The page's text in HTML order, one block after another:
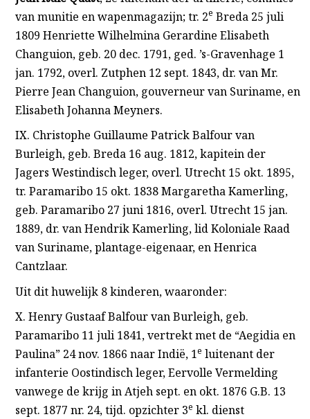
van munitie en wapenmagazijn; tr. 2e Breda 25 juli
1809 Henriette Wilhelmina Gerardine Elisabeth
Changuion, geb. 20 dec. 1791, ged. ’s-Gravenhage 1
jan. 1792, overl. Zutphen 12 sept. 1843, dr. van Mr.
Pierre Jean Changuion, gouverneur van Suriname, en
Elisabeth Johanna Meyners.
IX. Christophe Guillaume Patrick Balfour van
Burleigh, geb. Breda 16 aug. 1812, kapitein der
Jagers Westindisch leger, overl. Utrecht 15 okt. 1895,
tr. Paramaribo 15 okt. 1838 Margaretha Kamerling,
geb. Paramaribo 27 juni 1816, overl. Utrecht 15 jan.
1889, dr. van Hendrik Kamerling, lid Koloniale Raad
van Suriname, plantage-eigenaar, en Henrica
Cantzlaar.
Uit dit huwelijk 8 kinderen, waaronder:
X. Henry Gustaaf Balfour van Burleigh, geb.
Paramaribo 11 juli 1841, vertrekt met de “Aegidia en
Paulina” 24 nov. 1866 naar Indië, 1e luitenant der
infanterie Oostindisch leger, Eervolle Vermelding
vanwege de krijg in Atjeh sept. en okt. 1876 G.B. 13
sept. 1877 nr. 24, tijd. opzichter 3e kl. dienst